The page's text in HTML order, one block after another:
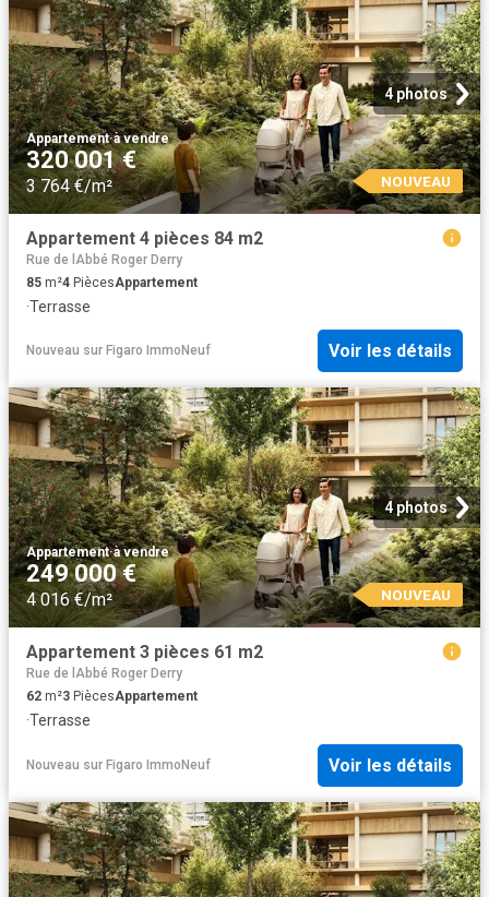
4 photos
Appartement·à vendre
320 001 €
3 764 €/m² NOUVEAU
Appartement 4 pièces 84 m2
Rue de lAbbé Roger Derry
85 m²4 PiècesAppartement
·Terrasse
Nouveau sur Figaro ImmoNeuf Voir les détails
4 photos
Appartement·à vendre
249 000 €
4 016 €/m² NOUVEAU
Appartement 3 pièces 61 m2
Rue de lAbbé Roger Derry
62 m²3 PiècesAppartement
·Terrasse
Nouveau sur Figaro ImmoNeuf Voir les détails